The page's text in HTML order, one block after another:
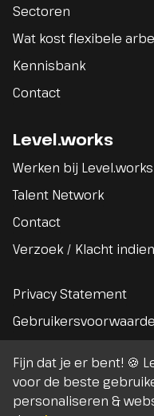
Fijn dat je er bent! 🍪
voor de beste
personaliseren &
Sectoren
Wat kost flexibele
Kennisbank
Contact
Level.works
Werken bij Level.works
Talent Network
Contact
Verzoek / Klacht
Privacy Statement
Algemene